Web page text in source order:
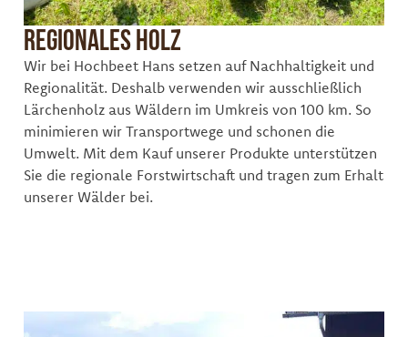
Regionales Holz
Wir bei Hochbeet Hans setzen auf Nachhaltigkeit und
Regionalität. Deshalb verwenden wir ausschließlich
Lärchenholz aus Wäldern im Umkreis von 100 km. So
minimieren wir Transportwege und schonen die
Umwelt. Mit dem Kauf unserer Produkte unterstützen
Sie die regionale Forstwirtschaft und tragen zum Erhalt
unserer Wälder bei.